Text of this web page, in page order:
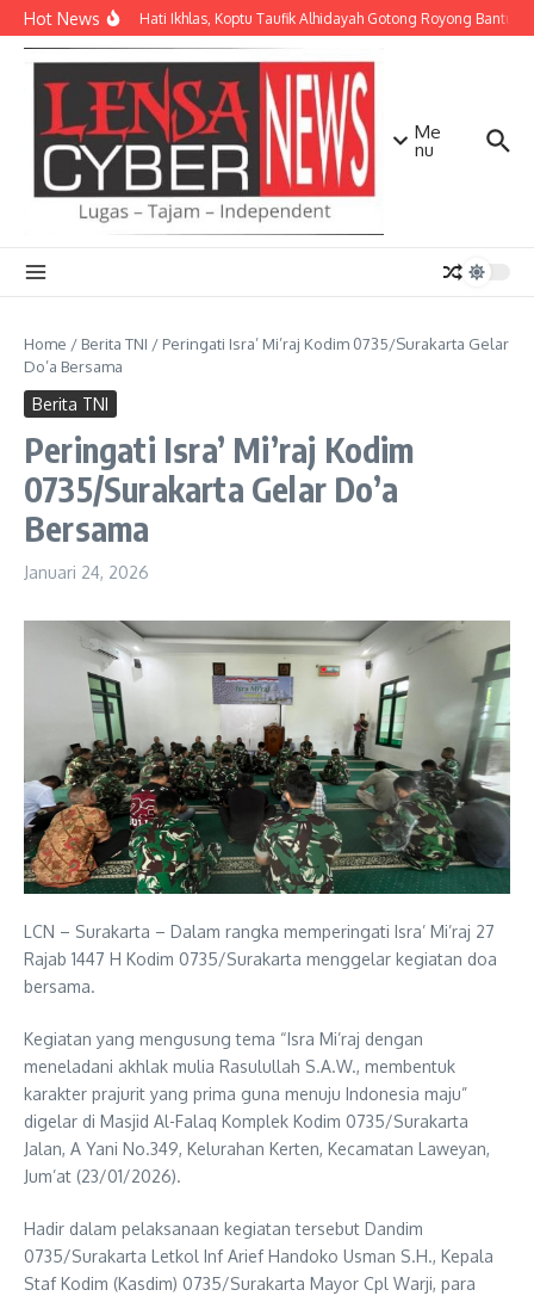
Lewati ke konten
Hot NewsDengan Hati Ikhlas, Koptu Taufik Alhidayah Gotong Royong Bantu
Me
nu
Home / Berita TNI / Peringati Isra’ Mi’raj Kodim 0735/Surakarta Gelar
Do’a Bersama
Berita TNI
Peringati Isra’ Mi’raj Kodim
0735/Surakarta Gelar Do’a
Bersama
Januari 24, 2026
LCN – Surakarta – Dalam rangka memperingati Isra’ Mi’raj 27
Rajab 1447 H Kodim 0735/Surakarta menggelar kegiatan doa
bersama.
Kegiatan yang mengusung tema “Isra Mi’raj dengan
meneladani akhlak mulia Rasulullah S.A.W., membentuk
karakter prajurit yang prima guna menuju Indonesia maju”
digelar di Masjid Al-Falaq Komplek Kodim 0735/Surakarta
Jalan, A Yani No.349, Kelurahan Kerten, Kecamatan Laweyan,
Jum’at (23/01/2026).
Hadir dalam pelaksanaan kegiatan tersebut Dandim
0735/Surakarta Letkol Inf Arief Handoko Usman S.H., Kepala
Staf Kodim (Kasdim) 0735/Surakarta Mayor Cpl Warji, para